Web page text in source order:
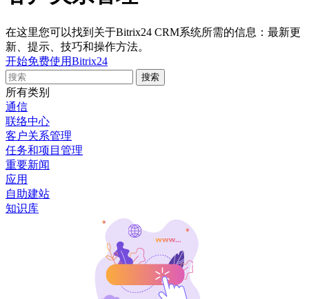
在这里您可以找到关于Bitrix24 CRM系统所需的信息：最新更
新、提示、技巧和操作方法。
开始免费使用Bitrix24
所有类别
通信
联络中心
客户关系管理
任务和项目管理
重要新闻
应用
自助建站
知识库